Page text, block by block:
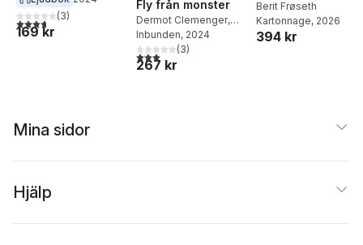
3,7utav 5 stjärnor. Totalt antal röster:
(3)
169 kr
Fly från monster
Dermot Clemenger,
Helene Arkhem
Inbunden, 2024
3,0utav 5 stjärnor. Totalt antal röster:
(3)
267 kr
människa
Berit Frøseth
Kartonnage, 2026
394 kr
Mina sidor
Hjälp